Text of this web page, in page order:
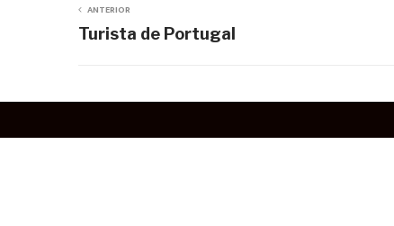
ANTERIOR
Turista de Portugal